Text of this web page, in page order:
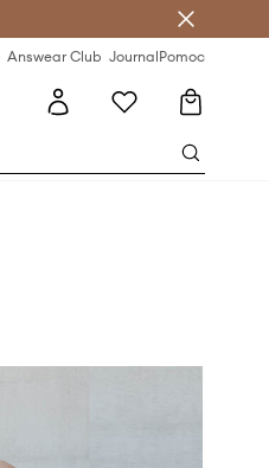
Answear Club JournalPomoc